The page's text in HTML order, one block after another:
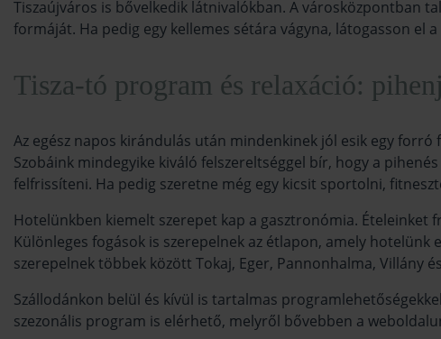
Tiszaújváros is bővelkedik látnivalókban. A városközpontban
formáját. Ha pedig egy kellemes sétára vágyna, látogasson el
Tisza-tó program és relaxáció:
Az egész napos kirándulás után mindenkinek jól esik egy
Szobáink mindegyike kiváló felszereltséggel bír, hogy a
felfrissíteni. Ha pedig szeretne még egy kicsit sportolni,
Hotelünkben kiemelt szerepet kap a gasztronómia.
Különleges fogások is szerepelnek az étlapon, amely hotelünk
szerepelnek többek között Tokaj, Eger, Pannonhalma, Villány
Szállodánkon belül és kívül is tartalmas
szezonális program is elérhető, melyről bővebben a